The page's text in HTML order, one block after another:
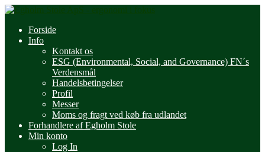
Spring
navigation
Spring
indholdForside
Info
Kontakt os
ESG (Environmental, Social, and Governance) FN´s
Verdensmål
Handelsbetingelser
Profil
Messer
Moms og fragt ved køb fra udlandet
Forhandlere af Egholm Stole
Min konto
Log In